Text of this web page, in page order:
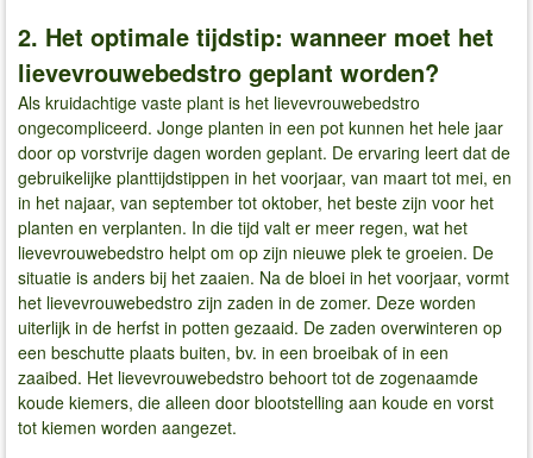
2. Het optimale tijdstip: wanneer moet het
lievevrouwebedstro geplant worden?
Als kruidachtige vaste plant is het lievevrouwebedstro
ongecompliceerd. Jonge planten in een pot kunnen het hele jaar
door op vorstvrije dagen worden geplant. De ervaring leert dat de
gebruikelijke planttijdstippen in het voorjaar, van maart tot mei, en
in het najaar, van september tot oktober, het beste zijn voor het
planten en verplanten. In die tijd valt er meer regen, wat het
lievevrouwebedstro helpt om op zijn nieuwe plek te groeien. De
situatie is anders bij het zaaien. Na de bloei in het voorjaar, vormt
het lievevrouwebedstro zijn zaden in de zomer. Deze worden
uiterlijk in de herfst in potten gezaaid. De zaden overwinteren op
een beschutte plaats buiten, bv. in een broeibak of in een
zaaibed. Het lievevrouwebedstro behoort tot de zogenaamde
koude kiemers, die alleen door blootstelling aan koude en vorst
tot kiemen worden aangezet.